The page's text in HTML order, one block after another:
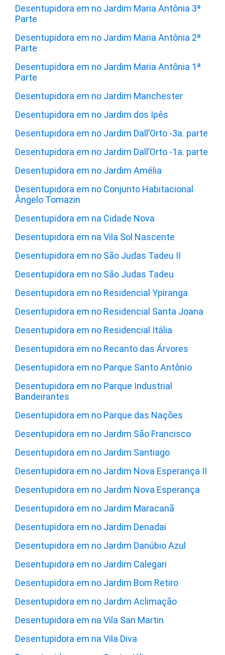
Desentupidora em no Jardim Maria Antônia 3ª
Parte
Desentupidora em no Jardim Maria Antônia 2ª
Parte
Desentupidora em no Jardim Maria Antônia 1ª
Parte
Desentupidora em no Jardim Manchester
Desentupidora em no Jardim dos Ipês
Desentupidora em no Jardim Dall’Orto -3a. parte
Desentupidora em no Jardim Dall’Orto -1a. parte
Desentupidora em no Jardim Amélia
Desentupidora em no Conjunto Habitacional
Ângelo Tomazin
Desentupidora em na Cidade Nova
Desentupidora em na Vila Sol Nascente
Desentupidora em no São Judas Tadeu II
Desentupidora em no São Judas Tadeu
Desentupidora em no Residencial Ypiranga
Desentupidora em no Residencial Santa Joana
Desentupidora em no Residencial Itália
Desentupidora em no Recanto das Árvores
Desentupidora em no Parque Santo Antônio
Desentupidora em no Parque Industrial
Bandeirantes
Desentupidora em no Parque das Nações
Desentupidora em no Jardim São Francisco
Desentupidora em no Jardim Santiago
Desentupidora em no Jardim Nova Esperança II
Desentupidora em no Jardim Nova Esperança
Desentupidora em no Jardim Maracanã
Desentupidora em no Jardim Denadai
Desentupidora em no Jardim Danúbio Azul
Desentupidora em no Jardim Calegari
Desentupidora em no Jardim Bom Retiro
Desentupidora em no Jardim Aclimação
Desentupidora em na Vila San Martin
Desentupidora em na Vila Diva